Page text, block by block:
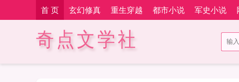
首 页 玄幻修真 重生穿越 都市小说 军史小说
奇点文学社